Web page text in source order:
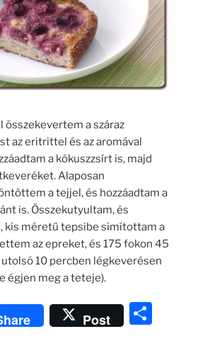
a száraz
az eritrittel és az aromával
a kókuszzsírt is, majd
Alaposan
a tejjel, és hozzáadtam a
is. Összekutyultam, és
kis méretű tepsibe simítottam a
az epreket, és 175 fokon 45
10 percben légkeverésen
égjen meg a teteje).
Post